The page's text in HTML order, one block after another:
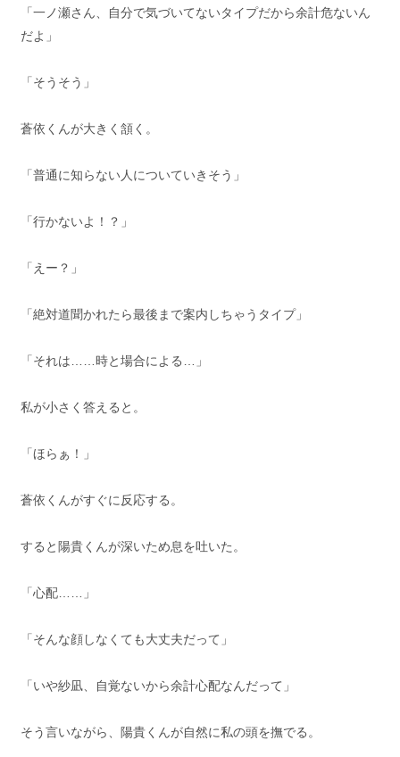
「一ノ瀬さん、自分で気づいてないタイプだから余計危ないん
だよ」
「そうそう」
蒼依くんが大きく頷く。
「普通に知らない人についていきそう」
「行かないよ！？」
「えー？」
「絶対道聞かれたら最後まで案内しちゃうタイプ」
「それは……時と場合による…」
私が小さく答えると。
「ほらぁ！」
蒼依くんがすぐに反応する。
すると陽貴くんが深いため息を吐いた。
「心配……」
「そんな顔しなくても大丈夫だって」
「いや紗凪、自覚ないから余計心配なんだって」
そう言いながら、陽貴くんが自然に私の頭を撫でる。